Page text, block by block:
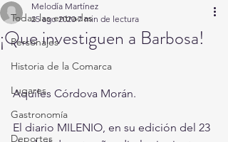
Todas las entradas
Personajes
Historia de la Comarca
Lugares
Gastronomía
Deportes
¡Que investiguen a Barbosa!
Melodía Martínez
25 ago 2020 7 min de lectura
Aquiles Córdova Morán.
El diario MILENIO, en su edición del 23